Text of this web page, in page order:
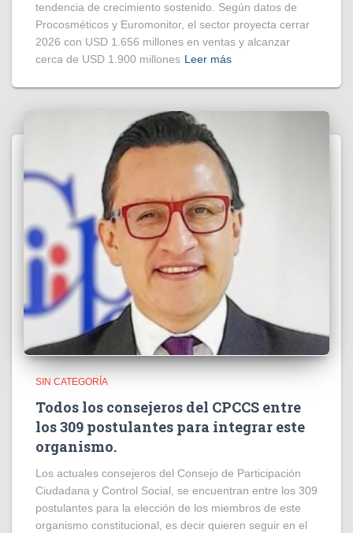
tendencia de crecimiento sostenido. Según datos de
Procosméticos y Euromonitor, el sector proyecta cerrar
2026 con USD 1.656 millones en ventas y alcanzar
cerca de USD 1.900 millones Leer más
SIN CATEGORÍA
Todos los consejeros del CPCCS entre
los 309 postulantes para integrar este
organismo.
Los actuales consejeros del Consejo de Participación
Ciudadana y Control Social, se encuentran entre los 309
postulantes para la elección de los miembros de este
organismo constitucional, es decir quieren seguir en el